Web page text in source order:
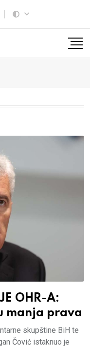
OHR-A:
manja prava
skupštine BiH te
Čović istaknuo je